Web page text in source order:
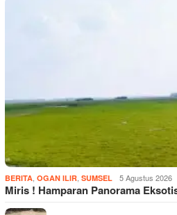
BERITA OGAN ILIR SUMSEL 5 Agustus 2026
Miris ! Hamparan Panorama